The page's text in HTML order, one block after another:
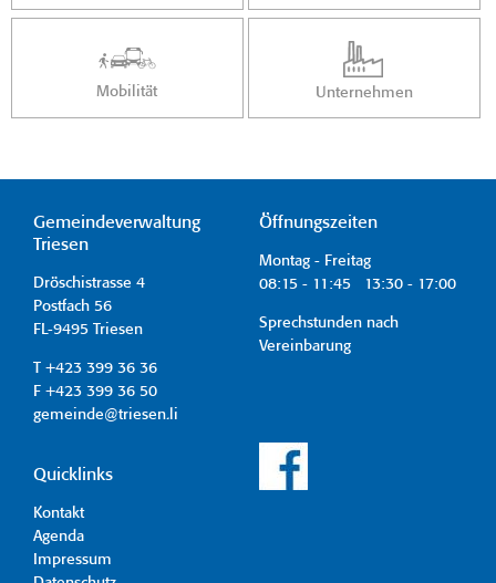
Mobilität Unternehmen
Gemeindeverwaltung
Triesen
Dröschistrasse 4
Postfach 56
FL-9495 Triesen
T +423 399 36 36
F +423 399 36 50
gemeinde@triesen.li
Öffnungszeiten
Montag - Freitag
08:15 - 11:45 13:30 - 17:00
Sprechstunden nach
Vereinbarung
Quicklinks
Kontakt
Agenda
Impressum